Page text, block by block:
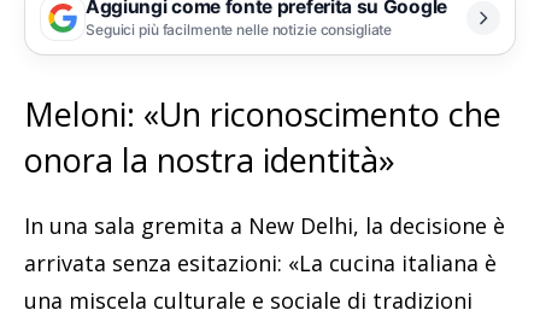
Aggiungi come fonte preferita su Google
Seguici più facilmente nelle notizie consigliate
Meloni: «Un riconoscimento che
onora la nostra identità»
In una sala gremita a New Delhi, la decisione è
arrivata senza esitazioni: «La cucina italiana è
una miscela culturale e sociale di tradizioni